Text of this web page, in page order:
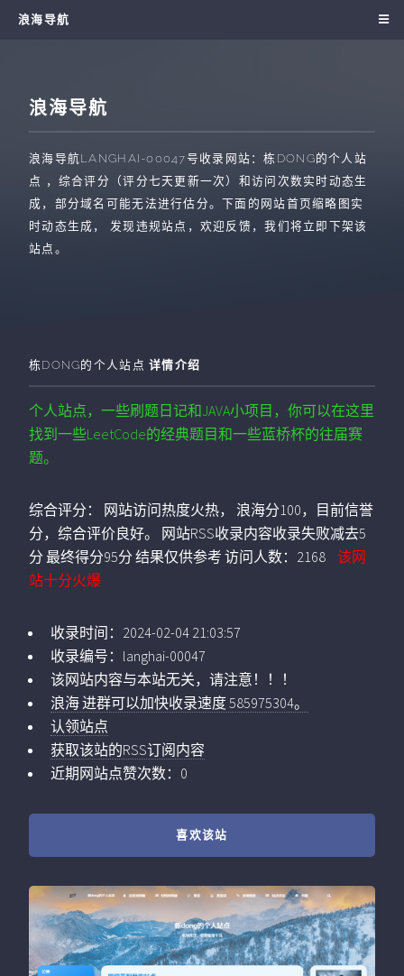
浪海导航
浪海导航
浪海导航LANGHAI-00047号收录网站：栋DONG的个人站
点 ，综合评分（评分七天更新一次）和访问次数实时动态生
成，部分域名可能无法进行估分。下面的网站首页缩略图实
时动态生成， 发现违规站点，欢迎反馈，我们将立即下架该
站点。
栋DONG的个人站点 详情介绍
个人站点，一些刷题日记和JAVA小项目，你可以在这里
找到一些LeetCode的经典题目和一些蓝桥杯的往届赛
题。
综合评分：
网站访问热度火热， 浪海分100，目前信誉
分，综合评价良好。 网站RSS收录内容收录失败减去5
分 最终得分95分 结果仅供参考 访问人数： 2168
该网
站十分火爆
收录时间： 2024-02-04 21:03:57
收录编号： langhai-00047
该网站内容与本站无关，请注意！！！
浪海 进群可以加快收录速度 585975304。
认领站点
获取该站的RSS订阅内容
近期网站点赞次数：0
喜欢该站